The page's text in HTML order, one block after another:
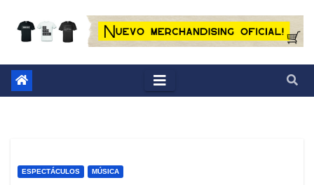
ESPECTÁCULOS MÚSICA